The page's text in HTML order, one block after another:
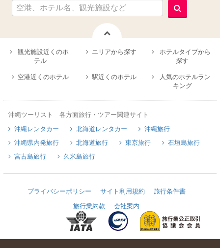
観光施設近くのホ
テル
エリアから探す
ホテルタイプから
探す
空港近くのホテル 駅近くのホテル
人気のホテルラン
キング
沖縄ツーリスト 各方面旅行・ツアー関連サイト
沖縄レンタカー
北海道レンタカー
沖縄旅行
沖縄県内発旅行
北海道旅行 東京旅行
石垣島旅行
宮古島旅行
久米島旅行
プライバシーポリシー サイト利用規約
旅行条件書
旅行業約款
会社案内